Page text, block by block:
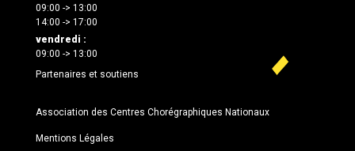
09:00 -> 13:00
14:00 -> 17:00
vendredi :
09:00 -> 13:00
Partenaires et soutiens
Association des Centres Chorégraphiques Nationaux
Mentions Légales